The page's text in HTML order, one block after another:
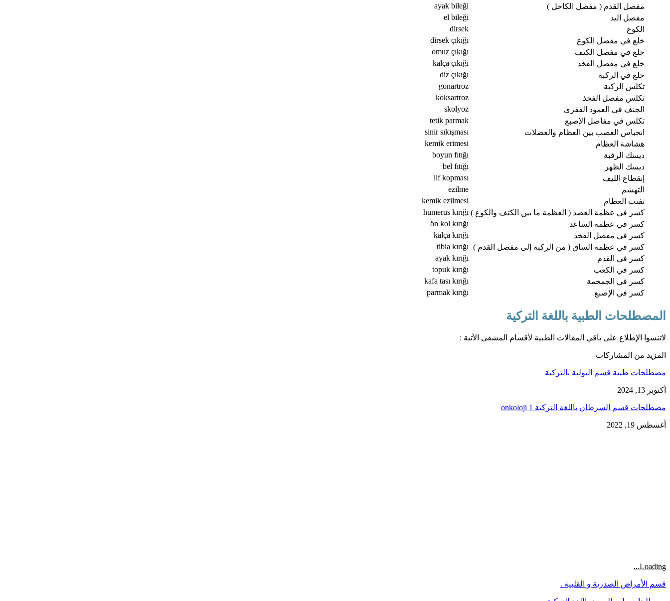
مفصل القدم ( مفصل الكاحل )
ayak bileği
مفصل اليد
el bileği
الكوع
dirsek
خلع في مفصل الكوع
dirsek çıkığı
خلع في مفصل الكتف
omuz çıkığı
خلع في مفصل الفخذ
kalça çıkığı
خلع في الركبة
diz çıkığı
تكلس الركبة
gonartroz
تكلس مفصل الفخذ
koksartroz
الجنف في العمود الفقري
skolyoz
تكلس في مفاصل الإصبع
tetik parmak
انحباس العصب بين العظام والعضلات
sinir sıkışması
هشاشة العظام
kemik erimesi
ديسك الرقبة
boyun fıtığı
ديسك الظهر
bel fıtığı
إنقطاع الليف
lif kopması
التهشم
ezilme
تفتت العظام
kemik ezilmesi
كسر في عظمة العضد ( العظمة ما بين الكتف والكوع ) humerus kırığı
كسر في عظمة الساعد
ön kol kırığı
كسر في مفصل الفخذ
kalça kırığı
كسر في عظمة الساق ( من الركبة إلى مفصل القدم ) tibia kırığı
كسر في القدم
ayak kırığı
كسر في الكعب
topuk kırığı
كسر في الجمجمة
kafa tası kırığı
كسر في الإصبع
parmak kırığı
المصطلحات الطبية باللغة التركية
لاتنسوا الإطلاع على باقي المقالات الطبية لأقسام المشفى الأتية :
المزيد من المشاركات
مصطلحات طبية قسم البولية بالتركية
أكتوبر 13, 2024
مصطلحات قسم السرطان باللغة التركية 1 onkoloji
أغسطس 19, 2022
Loading...
قسم الأمراض الصدرية و القلبية .